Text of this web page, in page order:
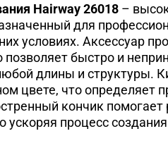
Hairway26018 –
для
условиях. Аксессуар
позволяет быстро и
длины и структуры.
цвете, что определяет
кончик
ускоряя процесс